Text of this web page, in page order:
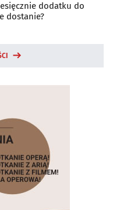
dodatku do
dostanie?